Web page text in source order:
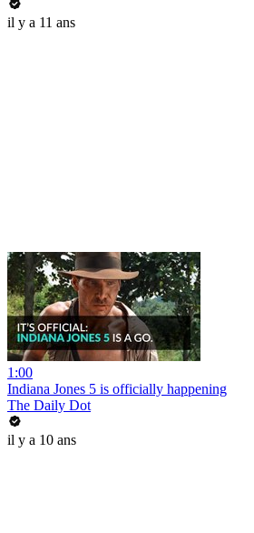
il y a 11 ans
1:00
Indiana Jones 5 is officially happening
The Daily Dot
il y a 10 ans